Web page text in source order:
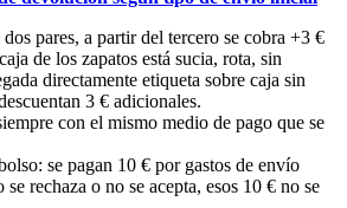
pares, a partir del tercero se cobra +3 €
de los zapatos está sucia, rota, sin
directamente etiqueta sobre caja sin
3 € adicionales.
con el mismo medio de pago que se
se pagan 10 € por gastos de envío
rechaza o no se acepta, esos 10 € no se